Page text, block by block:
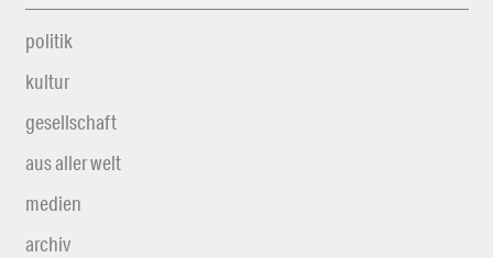
politik
kultur
gesellschaft
aus aller welt
medien
archiv